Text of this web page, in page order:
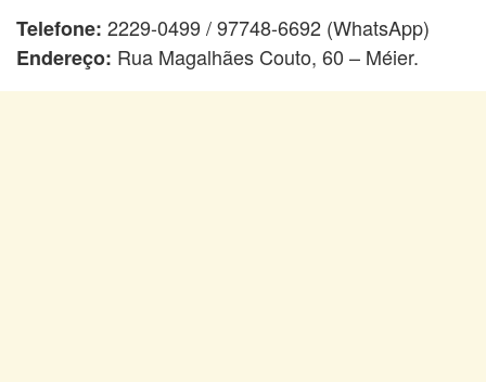
Telefone: 2229-0499 / 97748-6692 (WhatsApp)
Endereço: Rua Magalhães Couto, 60 – Méier.